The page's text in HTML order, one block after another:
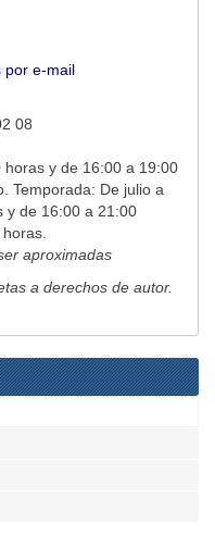
por e-mail
08
y de 16:00 a 19:00
Temporada: De julio a
y de 16:00 a 21:00
aproximadas
a derechos de autor.